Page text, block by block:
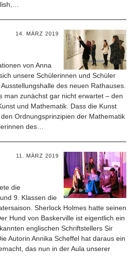
14. MÄRZ 2019
von Anna
unsere Schülerinnen und Schüler
des neuen Rathauses.
man zunächst gar nicht erwartet – den
und Mathematik. Dass die Kunst
Ordnungsprinzipien der Mathematik
des…
11. MÄRZ 2019
die
9. Klassen die
Sherlock Holmes hatte seinen
Hund von Baskerville ist eigentlich ein
englischen Schriftstellers Sir
Autorin Annika Scheffel hat daraus ein
das nun in der Aula unserer